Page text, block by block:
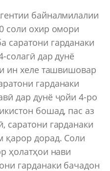
байналмилалии
соли охир омори
саратони гарданаки
солагӣ дар дунё
ин хеле ташвишовар
гарданаки
дар дунё ҷойи 4-ро
бошад, пас аз
саратони гарданаки
қарор дорад. Соли
ҳолатҳои нави
гарданаки бачадон